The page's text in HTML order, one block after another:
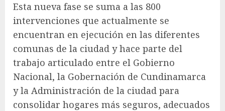
Esta nueva fase se suma a las 800
intervenciones que actualmente se
encuentran en ejecución en las diferentes
comunas de la ciudad y hace parte del
trabajo articulado entre el Gobierno
Nacional, la Gobernación de Cundinamarca
y la Administración de la ciudad para
consolidar hogares más seguros, adecuados